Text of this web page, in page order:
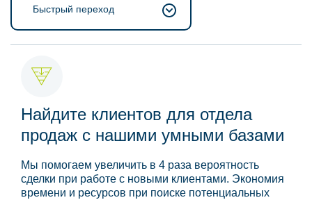
Быстрый переход
Найдите клиентов для отдела
продаж с нашими умными базами
Мы помогаем увеличить в 4 раза вероятность
сделки при работе с новыми клиентами. Экономия
времени и ресурсов при поиске потенциальных